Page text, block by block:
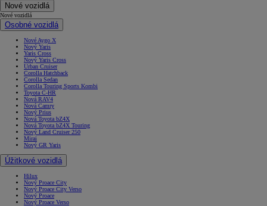
Nové vozidlá
Nové vozidlá
Osobné vozidlá
Nové Aygo X
Nový Yaris
Yaris Cross
Nový Yaris Cross
Urban Cruiser
Corolla Hatchback
Corolla Sedan
Corolla Touring Sports Kombi
Toyota C-HR
Nová RAV4
Nová Camry
Nový Prius
Nová Toyota bZ4X
Nová Toyota bZ4X Touring
Nový Land Cruiser 250
Mirai
Nový GR Yaris
Úžitkové vozidlá
Hilux
Nový Proace City
Nový Proace City Verso
Nový Proace
Nový Proace Verso